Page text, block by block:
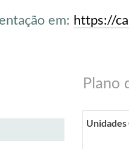
em: https://
Plano